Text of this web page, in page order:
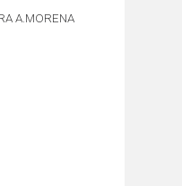
A.MORENA